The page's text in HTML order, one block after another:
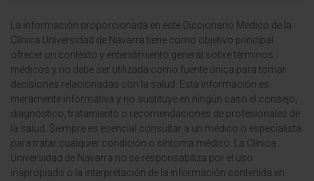
La información proporcionada en este Diccionario Médico de la
Clínica Universidad de Navarra tiene como objetivo principal
ofrecer un contexto y entendimiento general sobre términos
médicos y no debe ser utilizada como fuente única para tomar
decisiones relacionadas con la salud. Esta información es
meramente informativa y no sustituye en ningún caso el consejo,
diagnóstico, tratamiento o recomendaciones de profesionales de
la salud. Siempre es esencial consultar a un médico o especialista
para tratar cualquier condición o síntoma médico. La Clínica
Universidad de Navarra no se responsabiliza por el uso
inapropiado o la interpretación de la información contenida en